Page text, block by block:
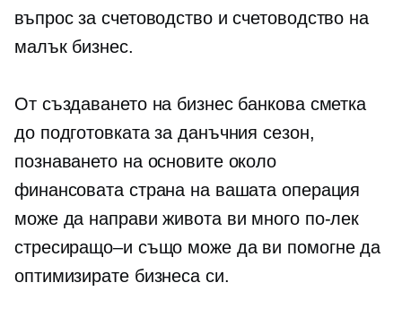
въпрос за счетоводство и счетоводство на
малък бизнес.
От създаването на бизнес банкова сметка
до подготовката за данъчния сезон,
познаването на основите около
финансовата страна на вашата операция
може да направи живота ви много по-лек
стресиращо–и също може да ви помогне да
оптимизирате бизнеса си.